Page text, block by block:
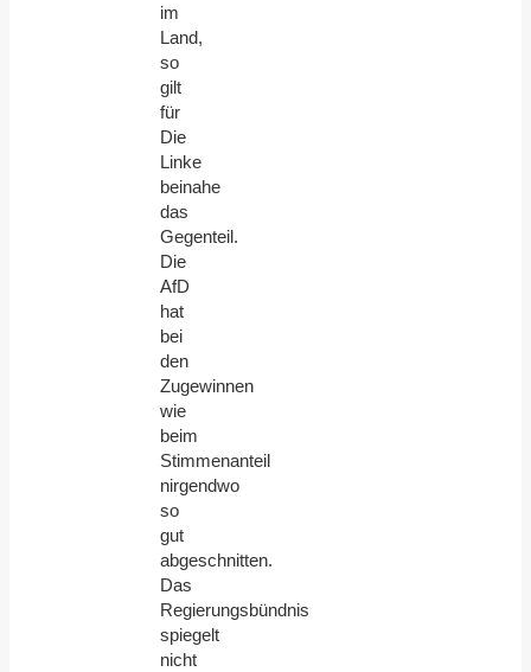
im
Land,
so
gilt
für
Die
Linke
beinahe
das
Gegenteil.
Die
AfD
hat
bei
den
Zugewinnen
wie
beim
Stimmenanteil
nirgendwo
so
gut
abgeschnitten.
Das
Regierungsbündnis
spiegelt
nicht